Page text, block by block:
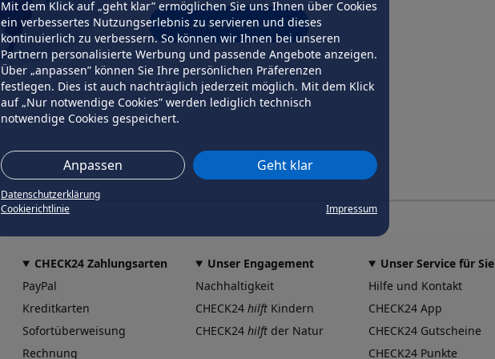
Mit dem Klick auf „geht klar” ermöglichen Sie uns Ihnen über Cookies
ein verbessertes Nutzungserlebnis zu servieren und dieses
kontinuierlich zu verbessern. So können wir Ihnen bei unseren
Partnern personalisierte Werbung und passende Angebote anzeigen.
Über „anpassen” können Sie Ihre persönlichen Präferenzen
festlegen. Dies ist auch nachträglich jederzeit möglich. Mit dem Klick
auf „Nur notwendige Cookies” werden lediglich technisch
notwendige Cookies gespeichert.
Anpassen Geht klar
Datenschutzerklärung
Cookierichtlinie
Impressum
erneut versuchen
CHECK24 Zahlungsarten
PayPal
Kreditkarten
Sofortüberweisung
Rechnung
Unser Engagement
Nachhaltigkeit
CHECK24 hilft Kindern
CHECK24 hilft der Natur
Unser Service für Sie
Hilfe und Kontakt
CHECK24 App
CHECK24 Gutscheine
CHECK24 Punkte